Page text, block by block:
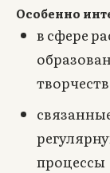
Особенно
в сфере
процессы